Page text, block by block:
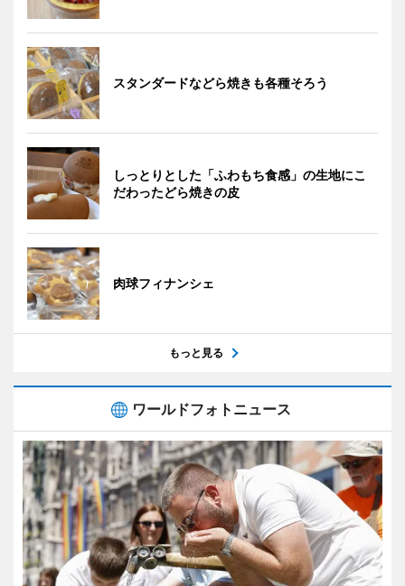
スタンダードなどら焼きも各種そろう
しっとりとした「ふわもち食感」の生地にこ
だわったどら焼きの皮
肉球フィナンシェ
もっと見る
ワールドフォトニュース